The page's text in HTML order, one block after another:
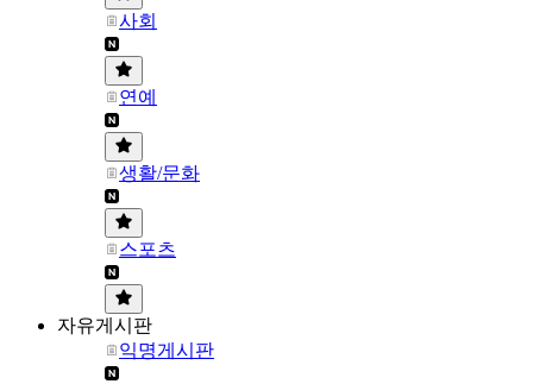
사회
연예
생활/문화
스포츠
자유게시판
익명게시판